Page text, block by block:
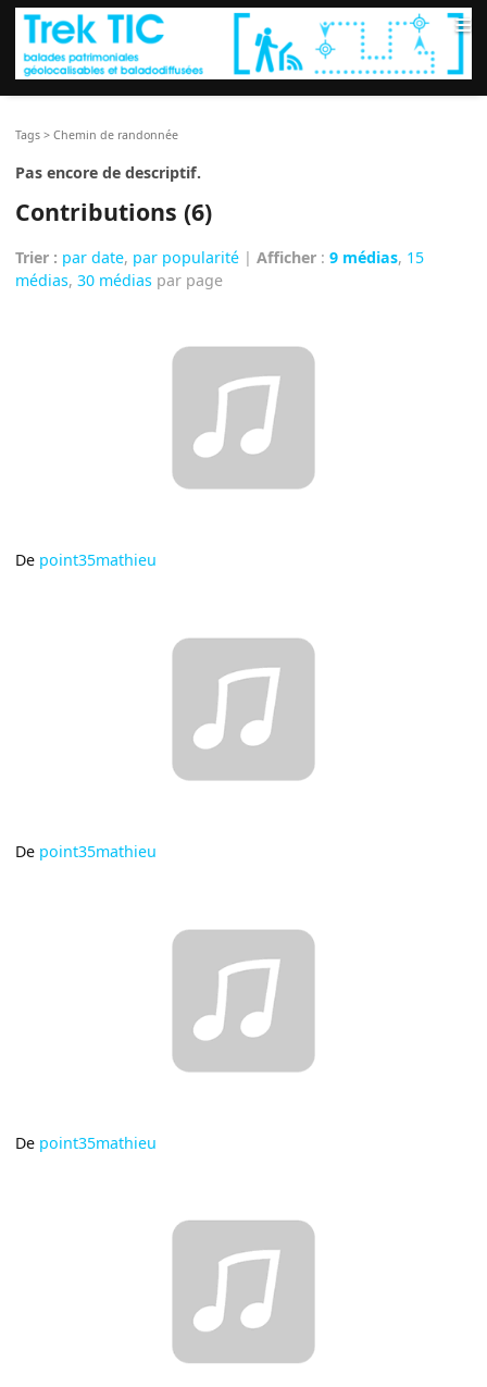
≡
Tags >Chemin de randonnée
Pas encore de descriptif.
Contributions (6)
Trier : par date, par popularité |Afficher :9 médias, 15
médias,30 médias par page
De point35mathieu
De point35mathieu
De point35mathieu